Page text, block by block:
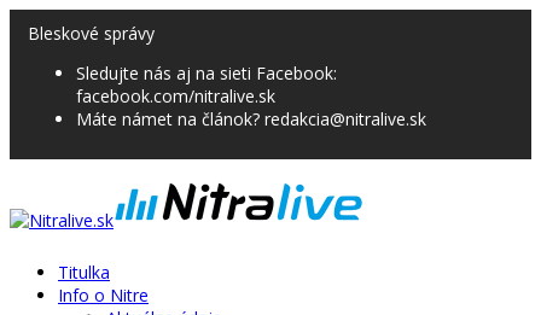
Bleskové správy
Sledujte nás aj na sieti Facebook:
facebook.com/nitralive.sk
Máte námet na článok? redakcia@nitralive.sk
Titulka
Info o Nitre